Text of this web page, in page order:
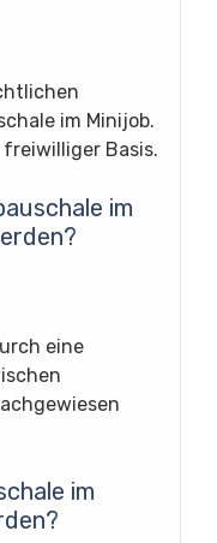
im Minijob.
Basis.
im
eine
im